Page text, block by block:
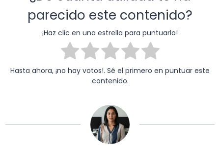
parecido este contenido?
¡Haz clic en una estrella para puntuarlo!
Hasta ahora, ¡no hay votos!. Sé el primero en puntuar este
contenido.